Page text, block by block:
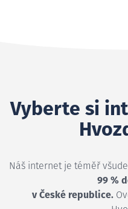
Vyberte si
Náš internet je téměř
99 %
v České republice.